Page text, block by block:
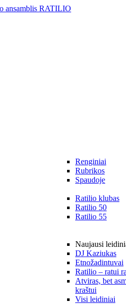
Renginiai
Rubrikos
Spaudoje
Ratilio klubas
Ratilio 50
Ratilio 55
Naujausi
DJ Kaziukas
Etnožadintuvai
Ratilio – ratui
Atviras, bet
kraštui
Visi leidiniai